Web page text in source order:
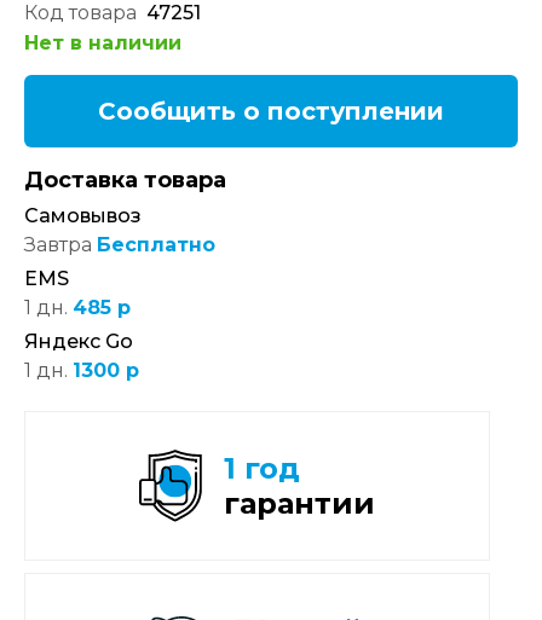
Код товара 47251
Нет в наличии
Сообщить о поступлении
Доставка товара
Самовывоз
Завтра Бесплатно
EMS
1 дн. 485 р
Яндекс Go
1 дн. 1300 р
1 год
гарантии